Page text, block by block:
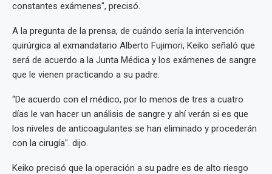
constantes exámenes", precisó.
A la pregunta de la prensa, de cuándo sería la intervención
quirúrgica al exmandatario Alberto Fujimori, Keiko señaló que
será de acuerdo a la Junta Médica y los exámenes de sangre
que le vienen practicando a su padre.
“De acuerdo con el médico, por lo menos de tres a cuatro
días le van hacer un análisis de sangre y ahí verán si es que
los niveles de anticoagulantes se han eliminado y procederán
con la cirugía". dijo.
Keiko precisó que la operación a su padre es de alto riesgo